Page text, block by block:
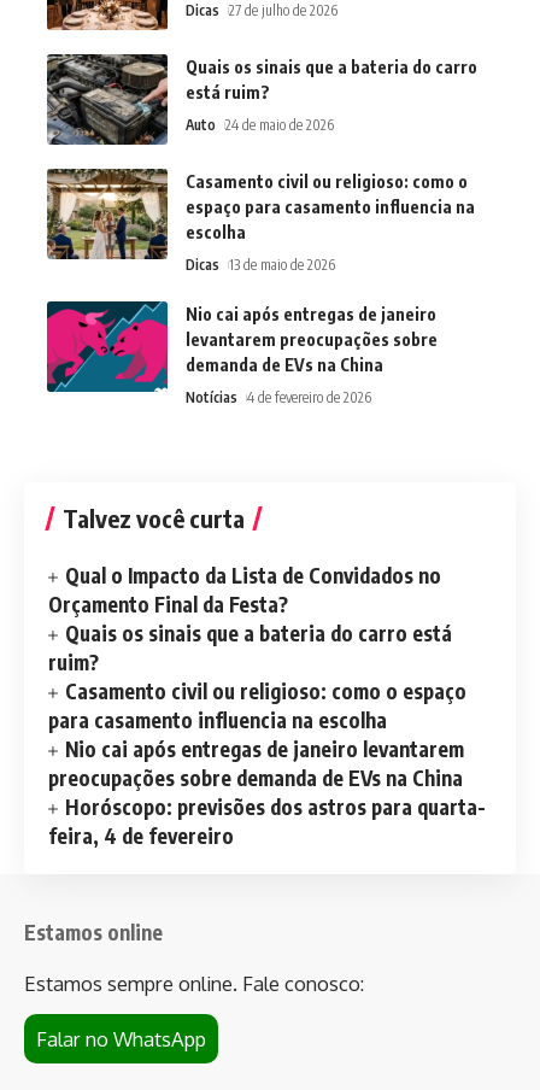
Dicas 27 de julho de 2026
Quais os sinais que a bateria do carro
está ruim?
Auto 24 de maio de 2026
Casamento civil ou religioso: como o
espaço para casamento influencia na
escolha
Dicas 13 de maio de 2026
Nio cai após entregas de janeiro
levantarem preocupações sobre
demanda de EVs na China
Notícias 4 de fevereiro de 2026
Talvez você curta
Qual o Impacto da Lista de Convidados no
Orçamento Final da Festa?
Quais os sinais que a bateria do carro está
ruim?
Casamento civil ou religioso: como o espaço
para casamento influencia na escolha
Nio cai após entregas de janeiro levantarem
preocupações sobre demanda de EVs na China
Horóscopo: previsões dos astros para quarta-
feira, 4 de fevereiro
Estamos online
Estamos sempre online. Fale conosco:
Falar no WhatsApp